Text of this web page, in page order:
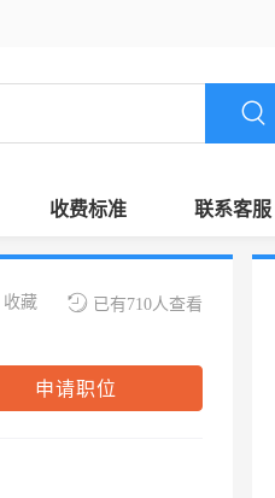
收费标准 联系客服
已有710人查看
收藏
申请职位